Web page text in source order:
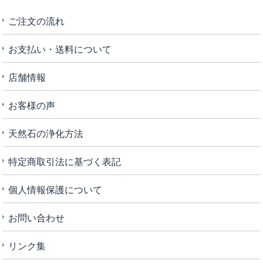
ご注文の流れ
お支払い・送料について
店舗情報
お客様の声
天然石の浄化方法
特定商取引法に基づく表記
個人情報保護について
お問い合わせ
リンク集